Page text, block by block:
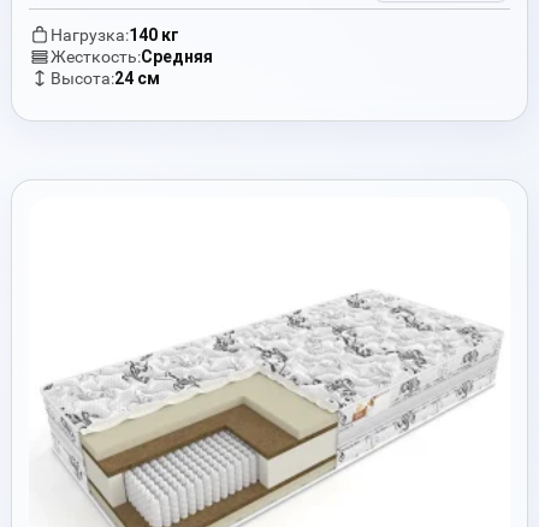
Нагрузка:140 кг
Жесткость:Средняя
Высота:24 см